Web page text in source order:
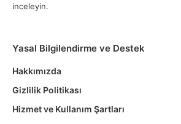
inceleyin.
Yasal Bilgilendirme ve Destek
Hakkımızda
Gizlilik Politikası
Hizmet ve Kullanım Şartları